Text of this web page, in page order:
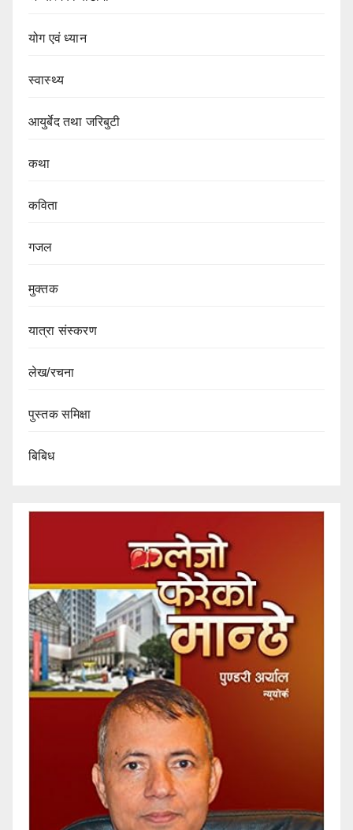
योग एवं ध्यान
स्वास्थ्य
आयुर्बेद तथा जरिबुटी
कथा
कविता
गजल
मुक्तक
यात्रा संस्करण
लेख/रचना
पुस्तक समिक्षा
बिबिध